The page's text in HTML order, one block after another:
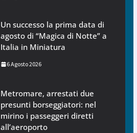
Un successo la prima data di
agosto di “Magica di Notte” a
Italia in Miniatura
6 Agosto 2026
Metromare, arrestati due
presunti borseggiatori: nel
mirino i passeggeri diretti
all’aeroporto